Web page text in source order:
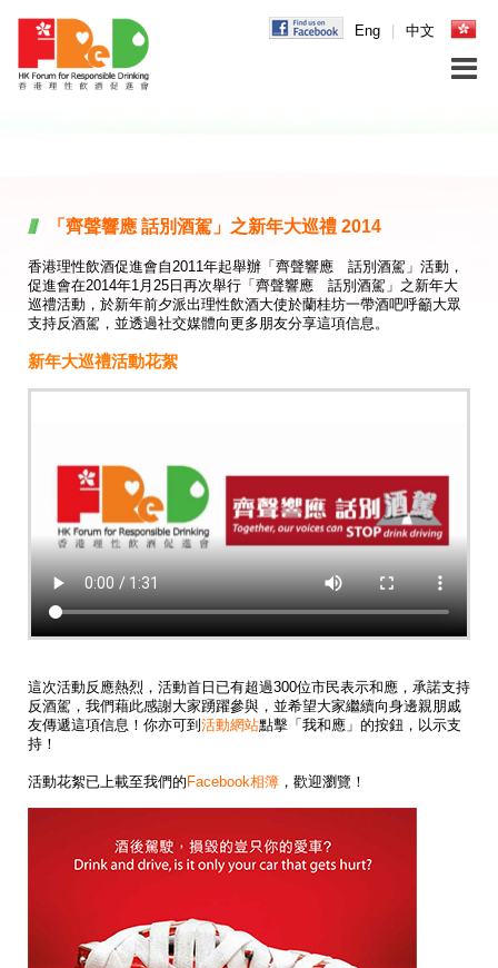
Eng 中文
「齊聲響應 話別酒駕」之新年大巡禮 2014
香港理性飲酒促進會自2011年起舉辦「齊聲響應 話別酒駕」活動，
促進會在2014年1月25日再次舉行「齊聲響應 話別酒駕」之新年大
巡禮活動，於新年前夕派出理性飲酒大使於蘭桂坊一帶酒吧呼籲大眾
支持反酒駕，並透過社交媒體向更多朋友分享這項信息。
新年大巡禮活動花絮
這次活動反應熱烈，活動首日已有超過300位市民表示和應，承諾支持
反酒駕，我們藉此感謝大家踴躍參與，並希望大家繼續向身邊親朋戚
友傳遞這項信息！你亦可到 活動網站點擊「我和應」的按鈕，以示支
持！
活動花絮已上載至我們的 Facebook相簿 ，歡迎瀏覽！